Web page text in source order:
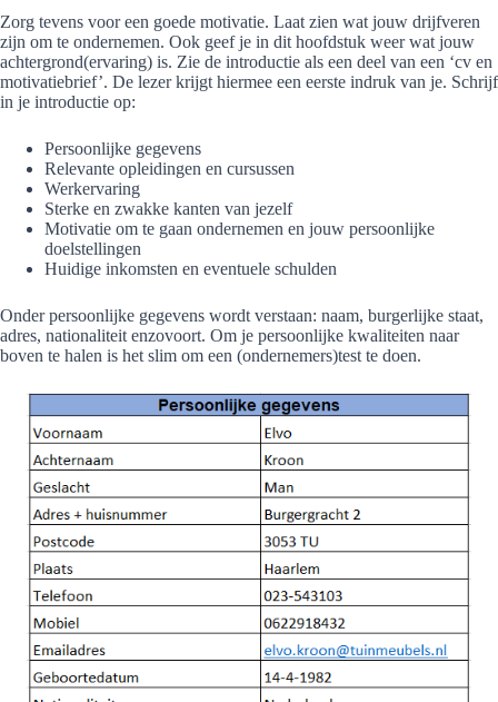
Zorg tevens voor een goede motivatie. Laat zien wat jouw drijfveren
zijn om te ondernemen. Ook geef je in dit hoofdstuk weer wat jouw
achtergrond(ervaring) is. Zie de introductie als een deel van een ‘cv en
motivatiebrief’. De lezer krijgt hiermee een eerste indruk van je. Schrijf
in je introductie op:
Persoonlijke gegevens
Relevante opleidingen en cursussen
Werkervaring
Sterke en zwakke kanten van jezelf
Motivatie om te gaan ondernemen en jouw persoonlijke
doelstellingen
Huidige inkomsten en eventuele schulden
Onder persoonlijke gegevens wordt verstaan: naam, burgerlijke staat,
adres, nationaliteit enzovoort. Om je persoonlijke kwaliteiten naar
boven te halen is het slim om een (ondernemers)test te doen.